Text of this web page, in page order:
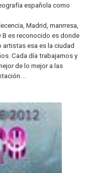
española como
Madrid, manrresa,
B es reconocido es donde
artistas esa es la ciudad
Cada día trabajamos y
de lo mejor a las
..